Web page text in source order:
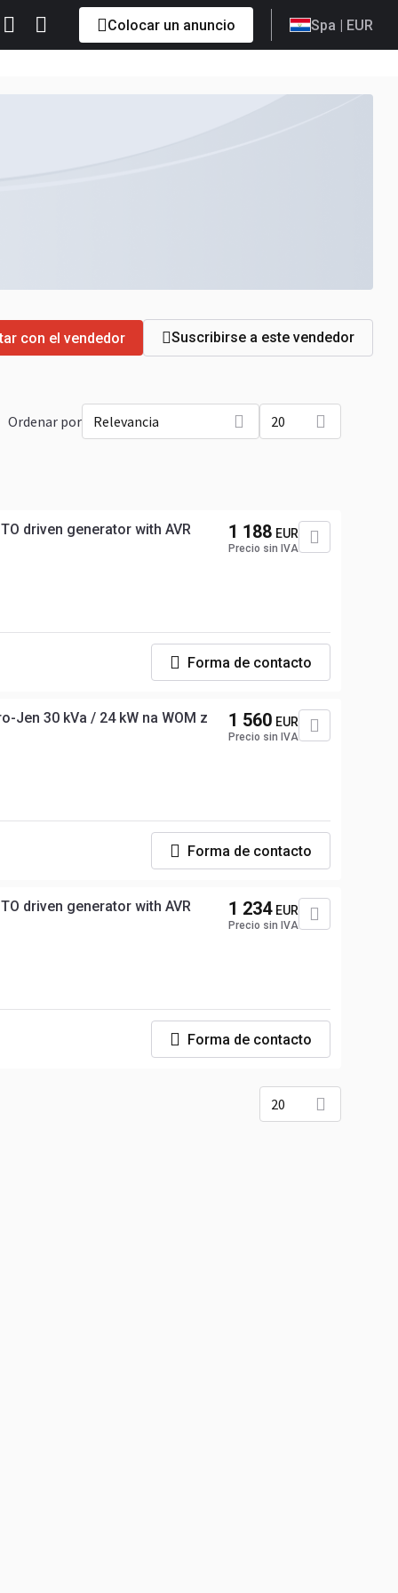
Colocar un anuncio Spa | EUR
con el vendedor Suscribirse a este vendedor
Ordenar por Relevancia 20
driven generator with AVR 1 188 EUR
Precio sin IVA
Forma de contacto
Jen 30 kVa / 24 kW na WOM z 1 560 EUR
Precio sin IVA
Forma de contacto
driven generator with AVR 1 234 EUR
Precio sin IVA
Forma de contacto
20